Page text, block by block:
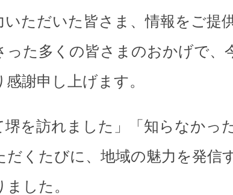
いただいた皆さま、情報をご提
った多くの皆さまのおかげで、
謝申し上げます。
堺を訪れました」「知らなか
だくたびに、地域の魅力を発信
した。